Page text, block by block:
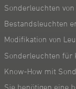
Sonderleuchten
Bestandsleuchten
Modifikation von
Sonderleuchten für
Know-How mit
Sie benötigen eine